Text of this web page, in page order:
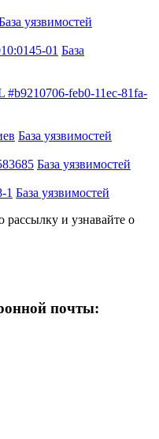
уязвимостей
01 База
#b9210706-feb0-11ec-81fa-
База уязвимостей
База уязвимостей
1 База уязвимостей
и узнавайте о
почты: